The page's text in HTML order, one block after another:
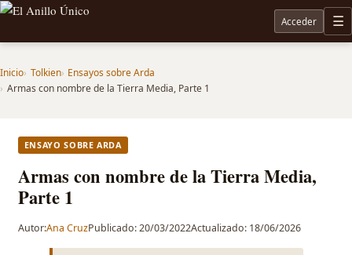
Noticias sobre Tolkien: El Señor de los Anillos, Los Anillos de Poder, La Caza de Gollum, la
Acceder
Inicio Tolkien Ensayos sobre Arda
Armas con nombre de la Tierra Media, Parte 1
ENSAYO SOBRE ARDA
Armas con nombre de la Tierra Media,
Parte 1
Autor:Ana CruzPublicado: 20/03/2022Actualizado: 18/06/2026